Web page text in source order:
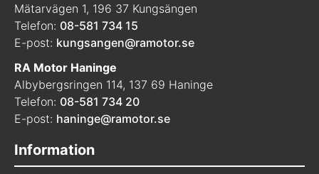
Mätarvägen 1, 196 37 Kungsängen
Telefon: 08-581 734 15
E-post: kungsangen@ramotor.se
RA Motor Haninge
Albybergsringen 114, 137 69 Haninge
Telefon: 08-581 734 20
E-post: haninge@ramotor.se
Information